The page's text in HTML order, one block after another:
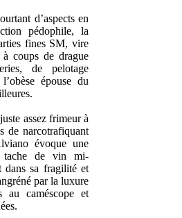
d’aspects en
pédophile, la
fines SM, vire
coups de drague
de pelotage
épouse du
assez frimeur à
de narcotrafiquant
évoque une
tache de vin mi-
dans sa fragilité et
par la luxure
au caméscope et